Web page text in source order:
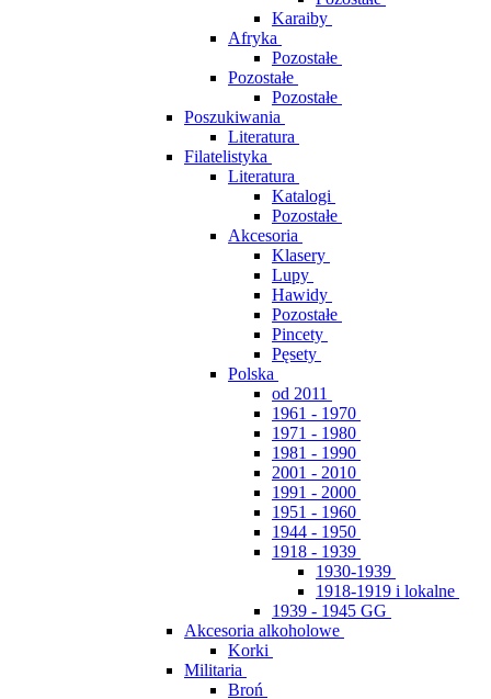
Karaiby
Afryka
Pozostałe
Pozostałe
Pozostałe
Poszukiwania
Literatura
Filatelistyka
Literatura
Katalogi
Pozostałe
Akcesoria
Klasery
Lupy
Hawidy
Pozostałe
Pincety
Pęsety
Polska
od 2011
1961 - 1970
1971 - 1980
1981 - 1990
2001 - 2010
1991 - 2000
1951 - 1960
1944 - 1950
1918 - 1939
1930-1939
1918-1919 i lokalne
1939 - 1945 GG
Akcesoria alkoholowe
Korki
Militaria
Broń